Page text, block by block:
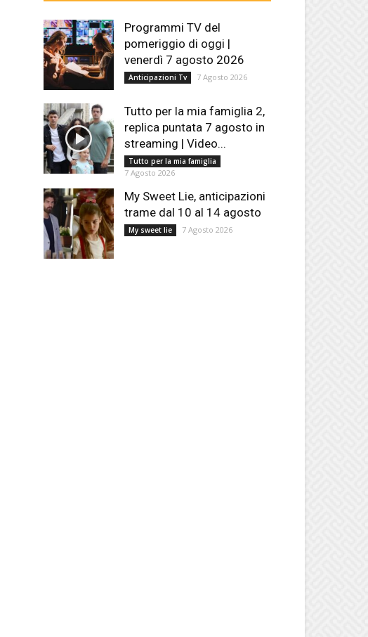
Programmi TV del
pomeriggio di oggi |
venerdì 7 agosto 2026
Anticipazioni Tv 7 Agosto 2026
Tutto per la mia famiglia 2,
replica puntata 7 agosto in
streaming | Video...
Tutto per la mia famiglia
7 Agosto 2026
My Sweet Lie, anticipazioni
trame dal 10 al 14 agosto
My sweet lie 7 Agosto 2026